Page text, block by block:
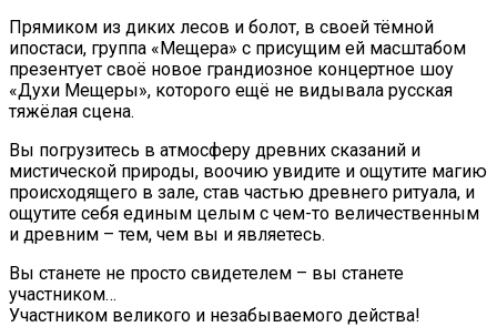
Прямиком из диких лесов и болот, в своей тёмной
ипостаси, группа «Мещера» с присущим ей масштабом
презентует своё новое грандиозное концертное шоу
«Духи Мещеры», которого ещё не видывала русская
тяжёлая сцена.
Вы погрузитесь в атмосферу древних сказаний и
мистической природы, воочию увидите и ощутите магию
происходящего в зале, став частью древнего ритуала, и
ощутите себя единым целым с чем-то величественным
и древним – тем, чем вы и являетесь.
Вы станете не просто свидетелем – вы станете
участником…
Участником великого и незабываемого действа!